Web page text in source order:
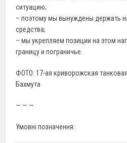
ситуацию;
– поэтому мы вынуждены держать
средства;
– мы укрепляем позиции на этом
границу и пограничье.
ФОТО: 17-ая криворожская
Бахмута
— — —
Умовні позначення: